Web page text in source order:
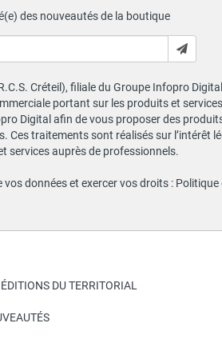
des nouveautés de la boutique
Créteil), filiale du Groupe Infopro
portant sur les produits et
Digital afin de vous proposer des
traitements sont réalisés sur l’intérêt
services auprès de professionnels.
données et exercer vos droits : Politique
DU TERRITORIAL